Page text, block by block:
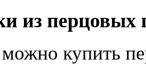
из перцовых
купить